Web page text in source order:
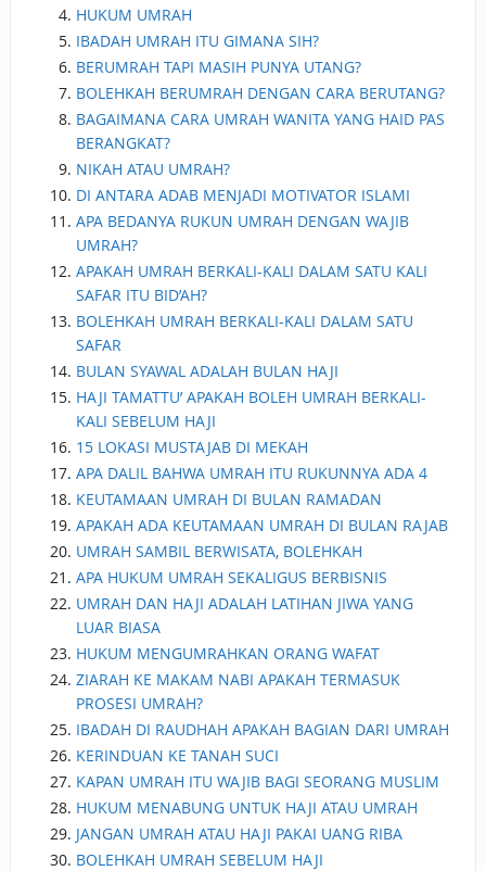
HUKUM UMRAH
IBADAH UMRAH ITU GIMANA SIH?
BERUMRAH TAPI MASIH PUNYA UTANG?
BOLEHKAH BERUMRAH DENGAN CARA BERUTANG?
BAGAIMANA CARA UMRAH WANITA YANG HAID PAS
BERANGKAT?
NIKAH ATAU UMRAH?
DI ANTARA ADAB MENJADI MOTIVATOR ISLAMI
APA BEDANYA RUKUN UMRAH DENGAN WAJIB
UMRAH?
APAKAH UMRAH BERKALI-KALI DALAM SATU KALI
SAFAR ITU BID’AH?
BOLEHKAH UMRAH BERKALI-KALI DALAM SATU
SAFAR
BULAN SYAWAL ADALAH BULAN HAJI
HAJI TAMATTU’ APAKAH BOLEH UMRAH BERKALI-
KALI SEBELUM HAJI
15 LOKASI MUSTAJAB DI MEKAH
APA DALIL BAHWA UMRAH ITU RUKUNNYA ADA 4
KEUTAMAAN UMRAH DI BULAN RAMADAN
APAKAH ADA KEUTAMAAN UMRAH DI BULAN RAJAB
UMRAH SAMBIL BERWISATA, BOLEHKAH
APA HUKUM UMRAH SEKALIGUS BERBISNIS
UMRAH DAN HAJI ADALAH LATIHAN JIWA YANG
LUAR BIASA
HUKUM MENGUMRAHKAN ORANG WAFAT
ZIARAH KE MAKAM NABI APAKAH TERMASUK
PROSESI UMRAH?
IBADAH DI RAUDHAH APAKAH BAGIAN DARI UMRAH
KERINDUAN KE TANAH SUCI
KAPAN UMRAH ITU WAJIB BAGI SEORANG MUSLIM
HUKUM MENABUNG UNTUK HAJI ATAU UMRAH
JANGAN UMRAH ATAU HAJI PAKAI UANG RIBA
BOLEHKAH UMRAH SEBELUM HAJI